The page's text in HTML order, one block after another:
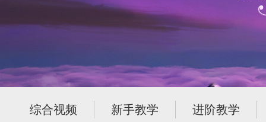
综合视频 新手教学 进阶教学